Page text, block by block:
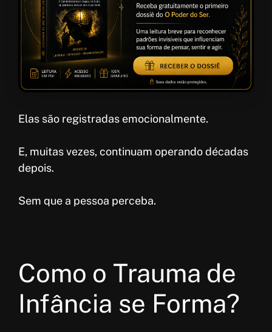
Elas são registradas emocionalmente.
E, muitas vezes, continuam operando décadas
depois.
Sem que a pessoa perceba.
Como o Trauma de
Infância se Forma?